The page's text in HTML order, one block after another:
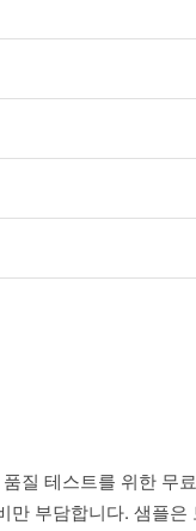
질 테스트를 위한 무
만 부담합니다. 샘플